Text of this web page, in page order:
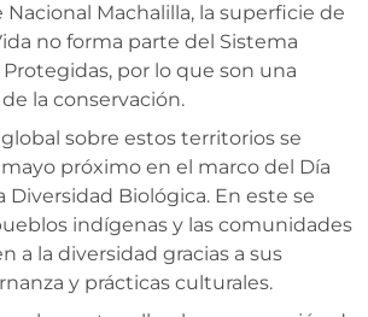
Machalilla, la superficie de
no forma parte del Sistema
por lo que son una
la conservación.
sobre estos territorios se
próximo en el marco del Día
Diversidad Biológica. En este se
indígenas y las comunidades
a la diversidad gracias a sus
y prácticas culturales.